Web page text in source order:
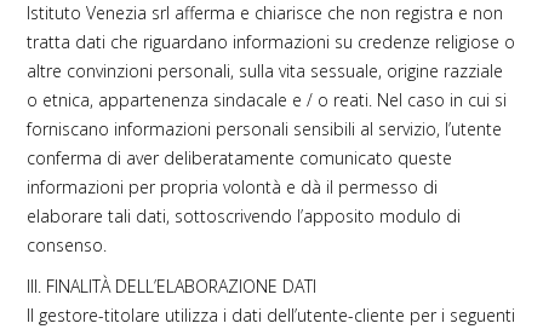
Istituto Venezia srl afferma e chiarisce che non registra e non
tratta dati che riguardano informazioni su credenze religiose o
altre convinzioni personali, sulla vita sessuale, origine razziale
o etnica, appartenenza sindacale e / o reati. Nel caso in cui si
forniscano informazioni personali sensibili al servizio, l’utente
conferma di aver deliberatamente comunicato queste
informazioni per propria volontà e dà il permesso di
elaborare tali dati, sottoscrivendo l’apposito modulo di
consenso.
III. FINALITÀ DELL’ELABORAZIONE DATI
Il gestore-titolare utilizza i dati dell’utente-cliente per i seguenti